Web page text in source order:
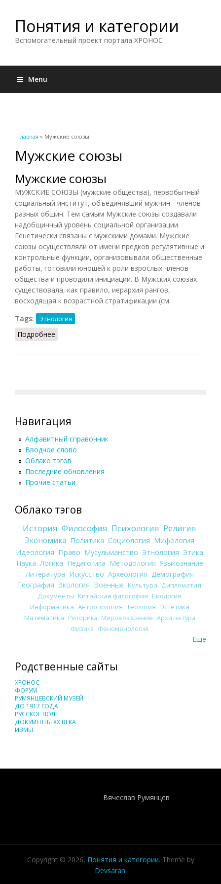
Понятия и категории
Вспомогательный проект портала ХРОНОС
Menu
Вы здесь
Главная » Мужские союзы
Мужские союзы
Мужские союзы
МУЖСКИЕ СОЮЗЫ (мужские общества), первобытный
социальный институт, объединявший мужчин - членов
разных общин. Тем самым Мужские союзы создавали
надобщинный уровень социальной организации.
Генетически связаны с мужскими домами. Мужские
союзы осуществляли от имени предков регулятивные и
контрольные функции, организовывали общественные
работы, готовили юношей к роли взрослых членов
общества и проводили инициации. В Мужских союзах
существовала, как правило, иерархия рангов,
восходящая к возрастной стратификации (см.
Tags:
Этнология
Подробнее
Навигация
Алфавитный справочник
Вводное слово
Облако тэгов
Последние обновления
Прочие статьи
Облако тэгов
История Философия Психология Религия
Экономика Политика Социология Мифология
Идеология Право Мусульманство Этнология Этика
Наука Логика Педагогика Методология Языкознание
Литература Искусство Археология Демография
География Экология Военные Культура
Дипломатия
Документы Китайская философия Биология
Информатика Антропология Теология Эстетика
Математика Риторика Мировоззрение Архитектура
Физика Феноменология
Еще
Родственные сайты
ХРОНОС
ФОРУМ
РУМЯНЦЕВСКИЙ МУЗЕЙ
ДО 1917 ГОДА
РУССКОЕ ПОЛЕ
ДОКУМЕНТЫ XX ВЕКА
ИЗМЫ
Вячеслав Румянцев
Copyright © 2026, Понятия и категории. Theme by
Devsaran.